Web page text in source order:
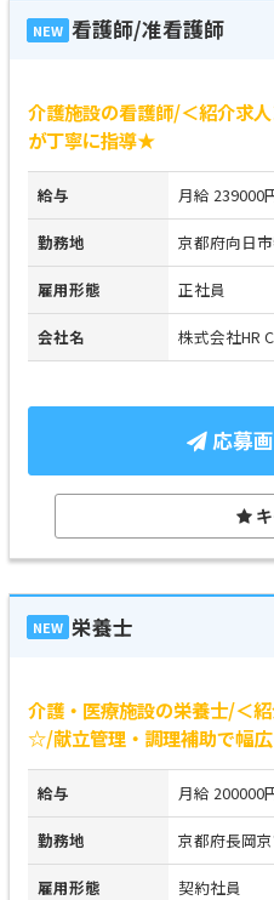
NEW 看護師/准看護師
介護施設の看護師/＜紹介求
が丁寧に指導★
給与 月給 239000
勤務地 京都府向日
雇用形態 正社員
会社名 株式会社HR
応募
NEW 栄養士
介護・医療施設の栄養士/＜
☆/献立管理・調理補助で幅
給与 月給 200000
勤務地 京都府長岡
雇用形態 契約社員